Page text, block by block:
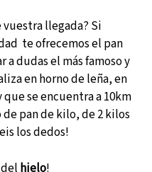
llegada? Si
te ofrecemos el pan
a dudas el más famoso y
en horno de leña, en
se encuentra a 10km
pan de kilo, de 2 kilos
los dedos!
hielo!